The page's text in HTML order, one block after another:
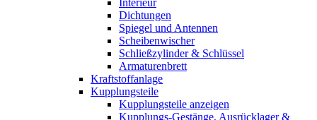
Dichtungen
Spiegel und Antennen
Scheibenwischer
Schließzylinder & Schlüssel
Armaturenbrett
Kraftstoffanlage
Kupplungsteile
Kupplungsteile anzeigen
Kupplungs-Gestänge, Ausrücklager &